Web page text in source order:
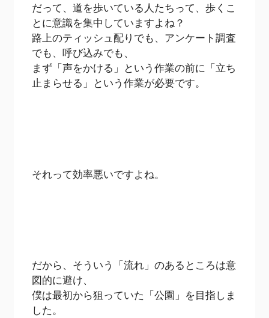
だって、道を歩いている人たちって、歩くこ
とに意識を集中していますよね？
路上のティッシュ配りでも、アンケート調査
でも、呼び込みでも、
まず「声をかける」という作業の前に「立ち
止まらせる」という作業が必要です。
それって効率悪いですよね。
だから、そういう「流れ」のあるところは意
図的に避け、
僕は最初から狙っていた「公園」を目指しま
した。